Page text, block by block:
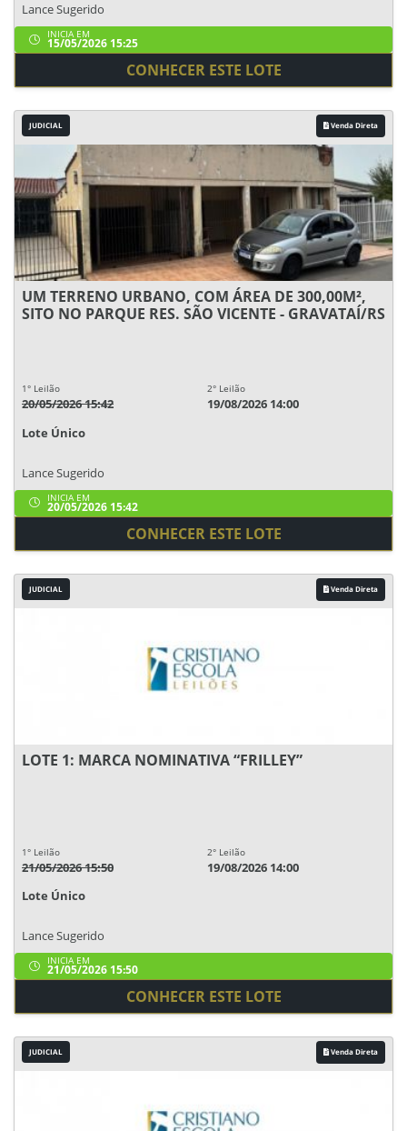
Lance Sugerido
INICIA EM
15/05/2026 15:25
CONHECER ESTE LOTE
JUDICIAL Venda Direta
UM TERRENO URBANO, COM ÁREA DE 300,00M²,
SITO NO PARQUE RES. SÃO VICENTE - GRAVATAÍ/RS
1° Leilão
20/05/2026 15:42
2° Leilão
19/08/2026 14:00
Lote Único
Lance Sugerido
INICIA EM
20/05/2026 15:42
CONHECER ESTE LOTE
JUDICIAL Venda Direta
LOTE 1: MARCA NOMINATIVA “FRILLEY”
1° Leilão
21/05/2026 15:50
2° Leilão
19/08/2026 14:00
Lote Único
Lance Sugerido
INICIA EM
21/05/2026 15:50
CONHECER ESTE LOTE
JUDICIAL Venda Direta